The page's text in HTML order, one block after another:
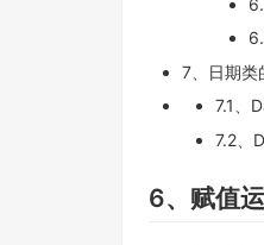
7、日期类
7.1、
7.2、
6、赋值